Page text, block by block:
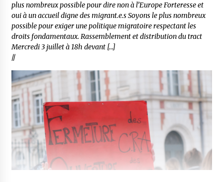
plus nombreux possible pour dire non à l’Europe Forteresse et
oui à un accueil digne des migrant.e.s Soyons le plus nombreux
possible pour exiger une politique migratoire respectant les
droits fondamentaux. Rassemblement et distribution du tract
Mercredi 3 juillet à 18h devant […]
//